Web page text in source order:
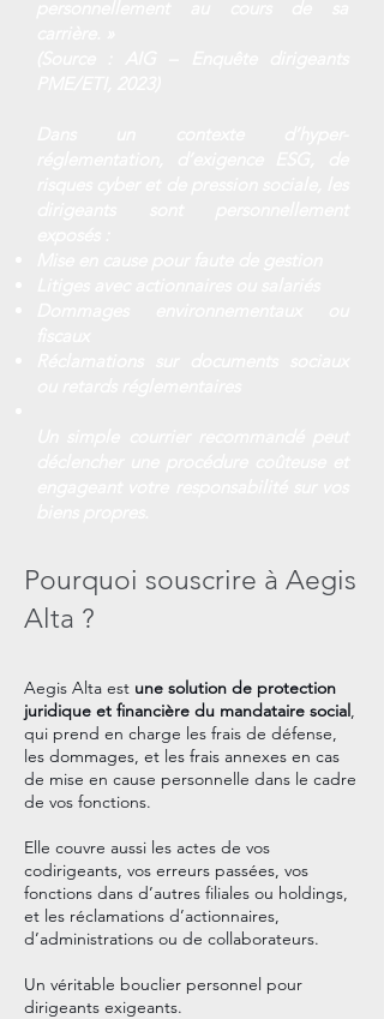
Pourquoi souscrire à Aegis
Alta ?
Aegis Alta est une solution de protection
juridique et financière du mandataire social,
qui prend en charge les frais de défense,
les dommages, et les frais annexes en cas
de mise en cause personnelle dans le cadre
de vos fonctions.
Elle couvre aussi les actes de vos
codirigeants, vos erreurs passées, vos
fonctions dans d’autres filiales ou holdings,
et les réclamations d’actionnaires,
d’administrations ou de collaborateurs.
Un véritable bouclier personnel pour
dirigeants exigeants.